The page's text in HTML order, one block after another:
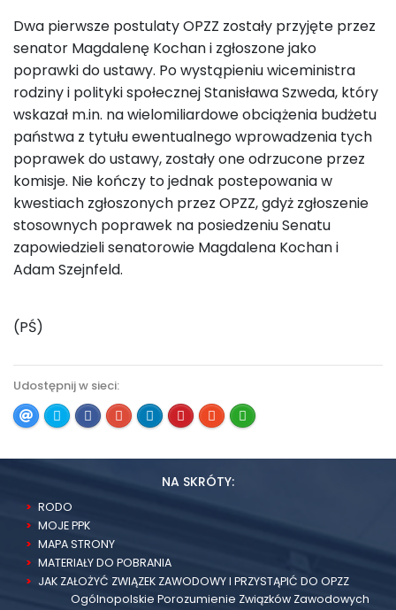
Dwa pierwsze postulaty OPZZ zostały przyjęte przez
senator Magdalenę Kochan i zgłoszone jako
poprawki do ustawy. Po wystąpieniu wiceministra
rodziny i polityki społecznej Stanisława Szweda, który
wskazał m.in. na wielomiliardowe obciążenia budżetu
państwa z tytułu ewentualnego wprowadzenia tych
poprawek do ustawy, zostały one odrzucone przez
komisje. Nie kończy to jednak postepowania w
kwestiach zgłoszonych przez OPZZ, gdyż zgłoszenie
stosownych poprawek na posiedzeniu Senatu
zapowiedzieli senatorowie Magdalena Kochan i
Adam Szejnfeld.
(PŚ)
Udostępnij w sieci:
NA SKRÓTY:
RODO
MOJE PPK
MAPA STRONY
MATERIAŁY DO POBRANIA
JAK ZAŁOŻYĆ ZWIĄZEK ZAWODOWY I PRZYSTĄPIĆ DO OPZZ
Ogólnopolskie Porozumienie Związków Zawodowych